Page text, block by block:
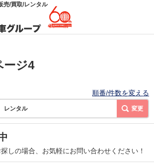
売/買取/レンタル
ージ4
順番/件数を変える
レンタル 変更
しの場合、お気軽にお問い合わせください！